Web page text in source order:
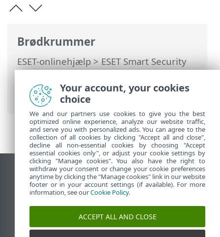
Brødkrummer
ESET-onlinehjælp>ESET Smart Security
Premium>Avanceret opsætning>
Scanninger>HIPS>Interaktivt HIPS-
vindue> Læringstilstand er afsluttet
Vis computerwebsted
End of Life
ESET-vidensbase
ESET-forum
ESET Status Portal
Your account, your cookies
choice
We and our partners use cookies to give you the best
optimized online experience, analyze our website traffic,
and serve you with personalized ads. You can agree to the
collection of all cookies by clicking "Accept all and close",
decline all non-essential cookies by choosing "Accept
essential cookies only", or adjust your cookie settings by
clicking "Manage cookies". You also have the right to
withdraw your consent or change your cookie preferences
anytime by clicking the "Manage cookies" link in our website
footer or in your account settings (if available). For more
information, see ourCookie Policy.
ACCEPT ALL AND CLOSE